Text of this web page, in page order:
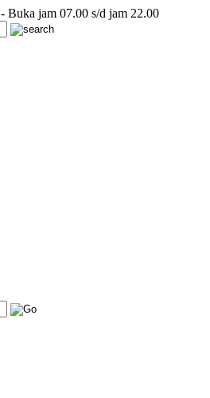
- Buka jam 07.00 s/d jam 22.00